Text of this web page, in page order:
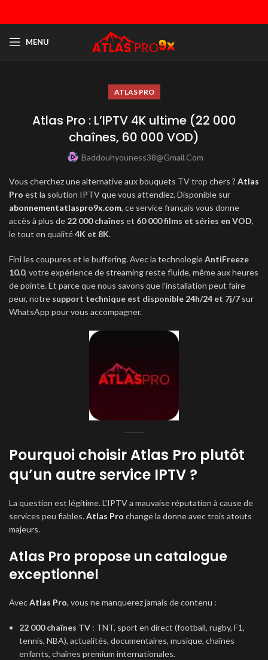
MENU
ATLAS PRO
Atlas Pro : L’IPTV 4K ultime (22 000
chaînes, 60 000 VOD)
Baddouhyouness38@gmail.com
Vous cherchez une alternative aux bouquets TV trop chers ? Atlas
Pro est la solution IPTV que vous attendiez. Disponible sur
abonnementatlaspro9x.com, ce service français vous donne
accès à plus de 22 000 chaînes et 60 000 films et séries en VOD,
le tout en qualité4K et 8K.
Fini les coupures et le buffering. Avec la technologieAntiFreeze
10.0, votre expérience de streaming reste fluide, même aux heures
de pointe. Et parce que nous savons que l’installation peut faire
peur, notre support technique est disponible 24h/24 et 7j/7 sur
WhatsApp pour vous accompagner.
Pourquoi choisir Atlas Pro plutôt
qu’un autre service IPTV ?
La question est légitime. L’IPTV a mauvaise réputation à cause de
services peu fiables.Atlas Pro change la donne avec trois atouts
majeurs.
Atlas Pro propose un catalogue
exceptionnel
AvecAtlas Pro, vous ne manquerez jamais de contenu :
22 000 chaînes TV : TNT, sport en direct (football, rugby, F1,
tennis, NBA), actualités, documentaires, musique, chaînes
enfants, chaînes premium internationales.